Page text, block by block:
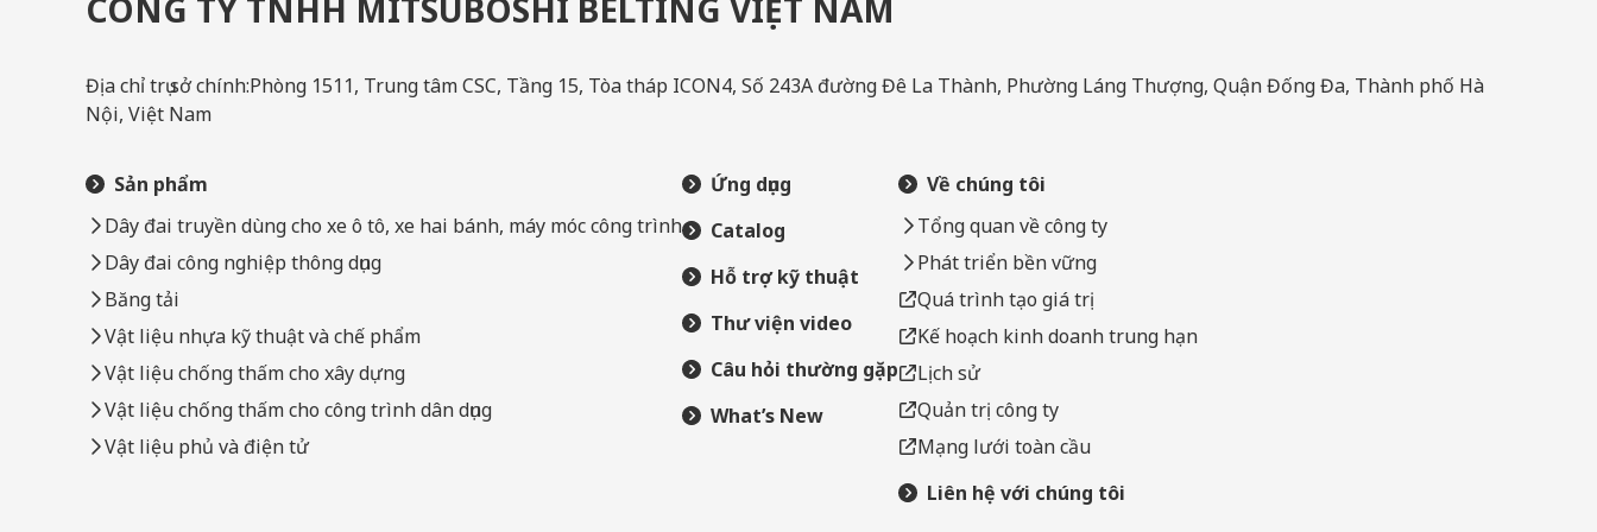
CÔNG TY TNHH MITSUBOSHI BELTING VIỆT NAM
Địa chỉ trụ sở chính:Phòng 1511, Trung tâm CSC, Tầng 15, Tòa tháp ICON4, Số 243A đường Đê La Thành, Phường Láng Thượng, Quận Đống Đa, Thành phố Hà
Nội, Việt Nam
Sản phẩm
Dây đai truyền dùng cho xe ô tô, xe hai bánh, máy móc công trình
Dây đai công nghiệp thông dụng
Băng tải
Vật liệu nhựa kỹ thuật và chế phẩm
Vật liệu chống thấm cho xây dựng
Vật liệu chống thấm cho công trình dân dụng
Vật liệu phủ và điện tử
Ứng dụng
Catalog
Hỗ trợ kỹ thuật
Thư viện video
Câu hỏi thường gặp
What’s New
Về chúng tôi
Tổng quan về công ty
Phát triển bền vững
Quá trình tạo giá trị
Kế hoạch kinh doanh trung hạn
Lịch sử
Quản trị công ty
Mạng lưới toàn cầu
Liên hệ với chúng tôi